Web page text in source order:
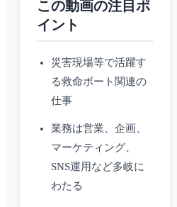
この動画の注目ポ
イント
災害現場等で活躍す
る救命ボート関連の
仕事
業務は営業、企画、
マーケティング、
SNS運用など多岐に
わたる